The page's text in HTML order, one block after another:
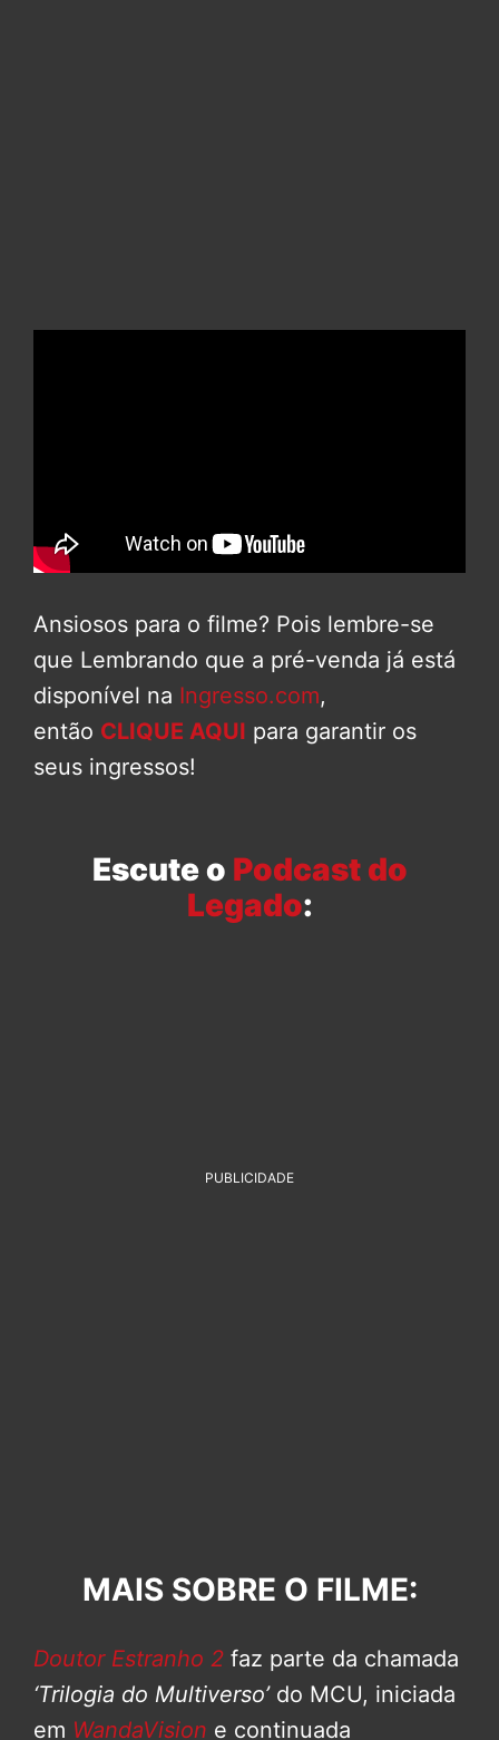
Ansiosos para o filme? Pois lembre-se
que Lembrando que a pré-venda já está
disponível na Ingresso.com,
então CLIQUE AQUI para garantir os
seus ingressos!
Escute o Podcast do
Legado:
PUBLICIDADE
MAIS SOBRE O FILME:
Doutor Estranho 2 faz parte da chamada
‘Trilogia do Multiverso’do MCU, iniciada
em WandaVision e continuada